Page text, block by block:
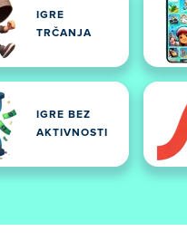
IGRE
TRČANJA
IGRE BEZ
AKTIVNOSTI